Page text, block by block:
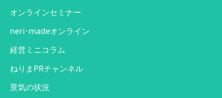
オンラインセミナー
neri･madeオンライン
経営ミニコラム
ねりまPRチャンネル
景気の状況